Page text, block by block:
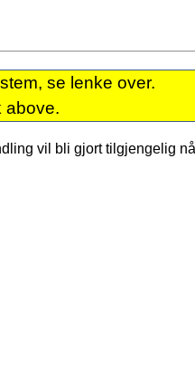
se lenke over.
above.
vil bli gjort tilgjengelig